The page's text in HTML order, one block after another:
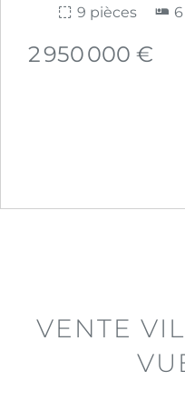
9 pièces
2 950 000 €
VENTE